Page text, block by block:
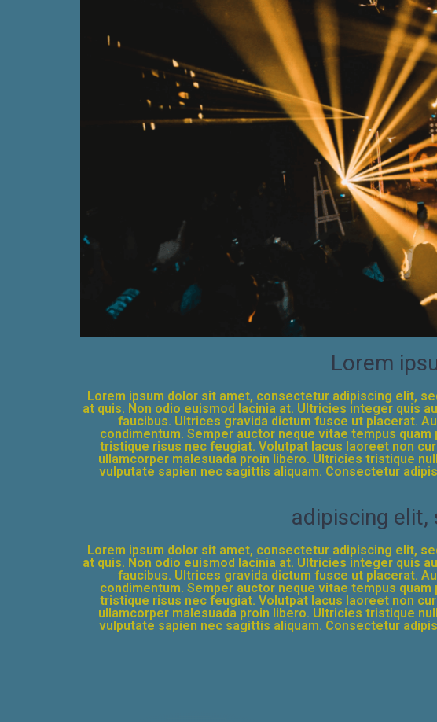
Lorem
Lorem ipsum dolor sit amet, consectetur adipiscing elit,
at quis. Non odio euismod lacinia at. Ultricies integer quis
faucibus. Ultrices gravida dictum fusce ut placerat.
condimentum. Semper auctor neque vitae tempus
tristique risus nec feugiat. Volutpat lacus laoreet non
ullamcorper malesuada proin libero. Ultricies tristique
vulputate sapien nec sagittis aliquam. Consectetur
adipiscing
Lorem ipsum dolor sit amet, consectetur adipiscing elit,
at quis. Non odio euismod lacinia at. Ultricies integer quis
faucibus. Ultrices gravida dictum fusce ut placerat.
condimentum. Semper auctor neque vitae tempus
tristique risus nec feugiat. Volutpat lacus laoreet non
ullamcorper malesuada proin libero. Ultricies tristique
vulputate sapien nec sagittis aliquam. Consectetur